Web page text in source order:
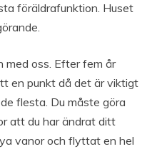
föräldrafunktion. Huset
med oss. Efter fem år
en punkt då det är viktigt
flesta. Du måste göra
att du har ändrat ditt
vanor och flyttat en hel